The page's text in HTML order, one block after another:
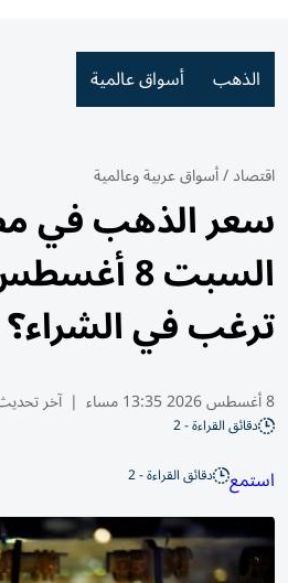
الذهب أسواق عالمية
اقتصاد/أسواق عربية وعالمية
سعر الذهب في
ترغب في الشراء؟
8 أغسطس 2026 13:35 مساء | آخر
دقائق القراءة - 2
استمع دقائق القراءة - 2